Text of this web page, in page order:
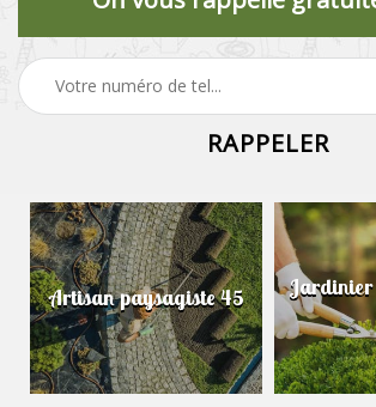
Artisan paysagiste 45 Jardinier